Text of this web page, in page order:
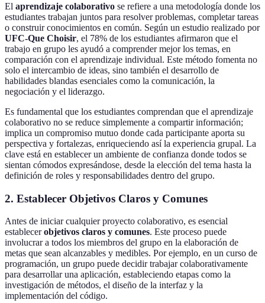
El aprendizaje colaborativo se refiere a una metodología donde los
estudiantes trabajan juntos para resolver problemas, completar tareas
o construir conocimientos en común. Según un estudio realizado por
UFC-Que Choisir, el 78% de los estudiantes afirmaron que el
trabajo en grupo les ayudó a comprender mejor los temas, en
comparación con el aprendizaje individual. Este método fomenta no
solo el intercambio de ideas, sino también el desarrollo de
habilidades blandas esenciales como la comunicación, la
negociación y el liderazgo.
Es fundamental que los estudiantes comprendan que el aprendizaje
colaborativo no se reduce simplemente a compartir información;
implica un compromiso mutuo donde cada participante aporta su
perspectiva y fortalezas, enriqueciendo así la experiencia grupal. La
clave está en establecer un ambiente de confianza donde todos se
sientan cómodos expresándose, desde la elección del tema hasta la
definición de roles y responsabilidades dentro del grupo.
2. Establecer Objetivos Claros y Comunes
Antes de iniciar cualquier proyecto colaborativo, es esencial
establecerobjetivos claros y comunes. Este proceso puede
involucrar a todos los miembros del grupo en la elaboración de
metas que sean alcanzables y medibles. Por ejemplo, en un curso de
programación, un grupo puede decidir trabajar colaborativamente
para desarrollar una aplicación, estableciendo etapas como la
investigación de métodos, el diseño de la interfaz y la
implementación del código.